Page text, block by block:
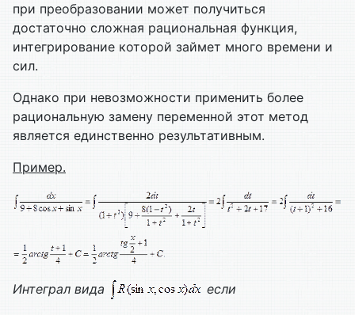
при преобразовании может получиться
достаточно сложная рациональная функция,
интегрирование которой займет много времени и
сил.
Однако при невозможности применить более
рациональную замену переменной этот метод
является единственно результативным.
Пример.
Интеграл вида если